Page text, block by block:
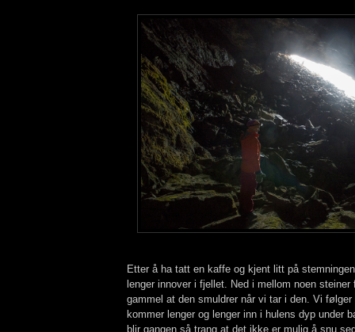
Etter å ha tatt en kaffe og kjent litt på
lenger innover i fjellet. Ned i mellom noen steiner
gammel at den smuldrer når vi tar i den. Vi følger
kommer lenger og lenger inn i hulens dyp under
blir gangen så trang at det ikke er mulig å snu